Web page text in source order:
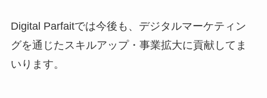
Digital Parfaitでは今後も、デジタルマーケティン
グを通じたスキルアップ・事業拡大に貢献してま
いります。